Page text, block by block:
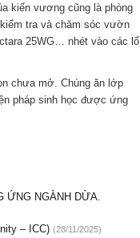
kiến vương cũng là phòng
tra và chăm sóc vườn
25WG… nhét vào các lổ
chưa mở. Chúng ăn lớp
pháp sinh học được ứng
ỨNG NGÀNH DỪA.
– ICC) (28/11/2025)